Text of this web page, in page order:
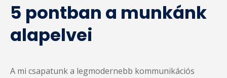
5 pontban a munkánk
alapelvei
A mi csapatunk a legmodernebb kommunikációs